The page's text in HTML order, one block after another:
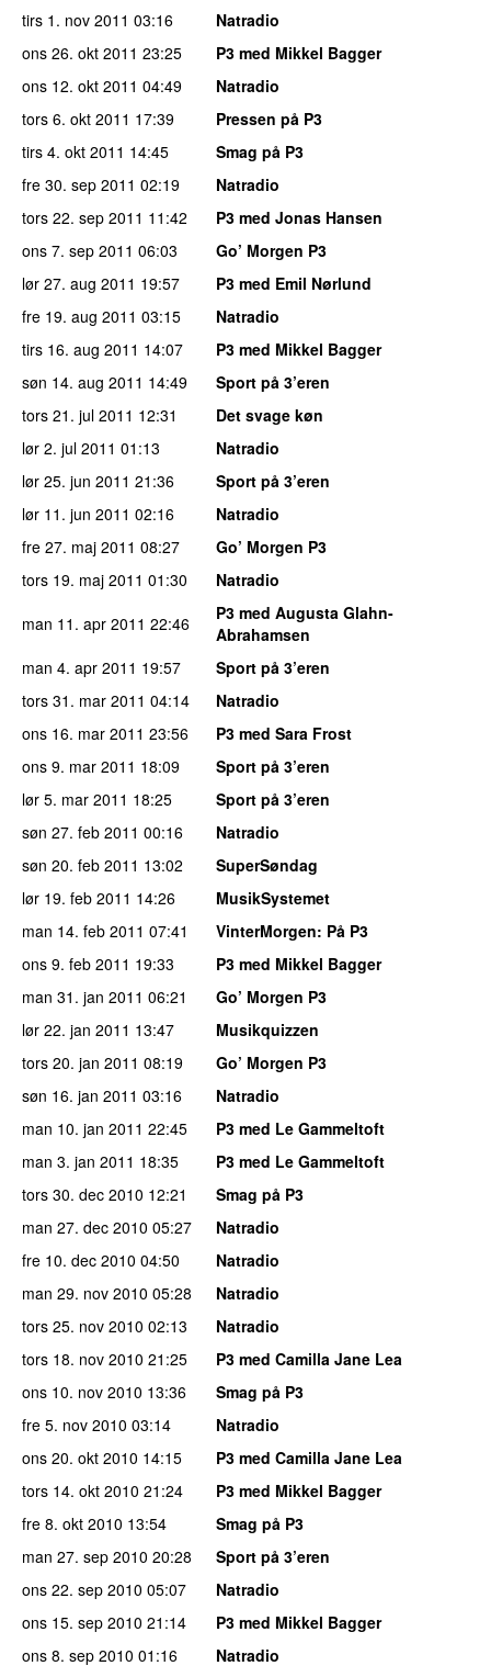
tirs 1. nov 2011 03:16
Natradio
ons 26. okt 2011 23:25
P3 med Mikkel Bagger
ons 12. okt 2011 04:49
Natradio
tors 6. okt 2011 17:39
Pressen på P3
tirs 4. okt 2011 14:45
Smag på P3
fre 30. sep 2011 02:19
Natradio
tors 22. sep 2011 11:42
P3 med Jonas Hansen
ons 7. sep 2011 06:03
Go’ Morgen P3
lør 27. aug 2011 19:57
P3 med Emil Nørlund
fre 19. aug 2011 03:15
Natradio
tirs 16. aug 2011 14:07
P3 med Mikkel Bagger
søn 14. aug 2011 14:49
Sport på 3’eren
tors 21. jul 2011 12:31
Det svage køn
lør 2. jul 2011 01:13
Natradio
lør 25. jun 2011 21:36
Sport på 3’eren
lør 11. jun 2011 02:16
Natradio
fre 27. maj 2011 08:27
Go’ Morgen P3
tors 19. maj 2011 01:30
Natradio
man 11. apr 2011 22:46
P3 med Augusta Glahn-
Abrahamsen
man 4. apr 2011 19:57
Sport på 3’eren
tors 31. mar 2011 04:14
Natradio
ons 16. mar 2011 23:56
P3 med Sara Frost
ons 9. mar 2011 18:09
Sport på 3’eren
lør 5. mar 2011 18:25
Sport på 3’eren
søn 27. feb 2011 00:16
Natradio
søn 20. feb 2011 13:02
SuperSøndag
lør 19. feb 2011 14:26
MusikSystemet
man 14. feb 2011 07:41 VinterMorgen: På P3
ons 9. feb 2011 19:33
P3 med Mikkel Bagger
man 31. jan 2011 06:21
Go’ Morgen P3
lør 22. jan 2011 13:47
Musikquizzen
tors 20. jan 2011 08:19
Go’ Morgen P3
søn 16. jan 2011 03:16
Natradio
man 10. jan 2011 22:45
P3 med Le Gammeltoft
man 3. jan 2011 18:35
P3 med Le Gammeltoft
tors 30. dec 2010 12:21
Smag på P3
man 27. dec 2010 05:27
Natradio
fre 10. dec 2010 04:50
Natradio
man 29. nov 2010 05:28
Natradio
tors 25. nov 2010 02:13
Natradio
tors 18. nov 2010 21:25
P3 med Camilla Jane Lea
ons 10. nov 2010 13:36
Smag på P3
fre 5. nov 2010 03:14
Natradio
ons 20. okt 2010 14:15
P3 med Camilla Jane Lea
tors 14. okt 2010 21:24
P3 med Mikkel Bagger
fre 8. okt 2010 13:54
Smag på P3
man 27. sep 2010 20:28
Sport på 3’eren
ons 22. sep 2010 05:07
Natradio
ons 15. sep 2010 21:14
P3 med Mikkel Bagger
ons 8. sep 2010 01:16 Natradio